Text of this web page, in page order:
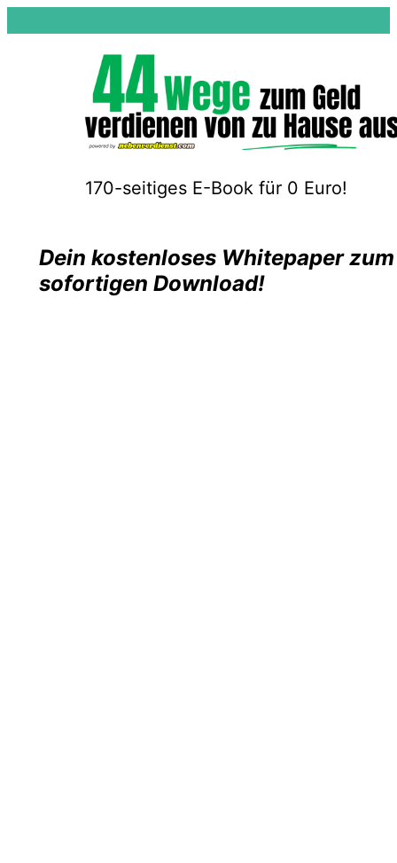
170-seitiges E-Book für 0 Euro!
Dein kostenloses Whitepaper zum
sofortigen Download!